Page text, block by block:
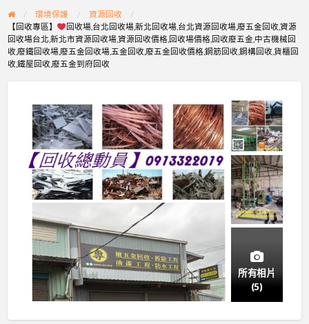
環境保護
資源回收
【回收專區】
回收場,台北回收場,新北回收場,台北資源回收場,廢五金回收,資源
回收場台北,新北市資源回收場,資源回收價格,回收場價格,回收廢五金,中古機械回
收,廢鐵回收場,廢五金回收場,五金回收,廢五金回收價格,鋼筋回收,鋼構回收,貨櫃回
收,鐵屋回收,廢五金到府回收
所有相片
(5)